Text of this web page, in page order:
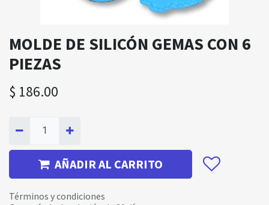
MOLDE DE SILICÓN GEMAS CON 6
PIEZAS
$ 186.00
AÑADIR AL CARRITO
Términos y condiciones